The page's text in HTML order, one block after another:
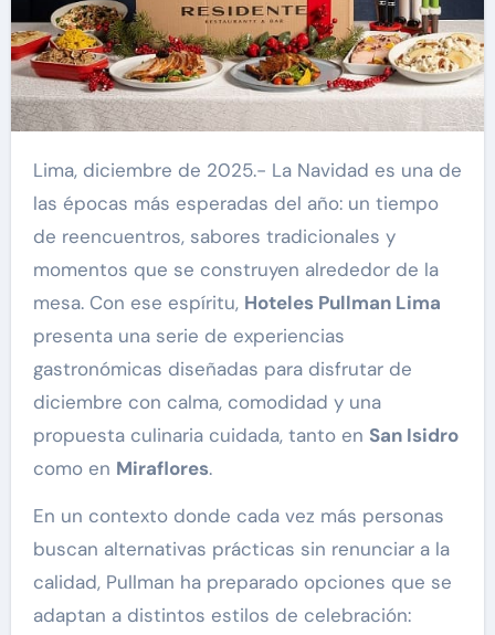
Lima, diciembre de 2025.- La Navidad es una de
las épocas más esperadas del año: un tiempo
de reencuentros, sabores tradicionales y
momentos que se construyen alrededor de la
mesa. Con ese espíritu, Hoteles Pullman Lima
presenta una serie de experiencias
gastronómicas diseñadas para disfrutar de
diciembre con calma, comodidad y una
propuesta culinaria cuidada, tanto en San Isidro
como en Miraflores.
En un contexto donde cada vez más personas
buscan alternativas prácticas sin renunciar a la
calidad, Pullman ha preparado opciones que se
adaptan a distintos estilos de celebración: